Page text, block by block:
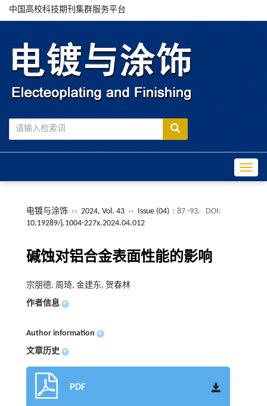
中国高校科技期刊集群服务平台
电镀与涂饰 ›› 2024, Vol. 43 ›› Issue (04) : 87 -93.
DOI:
10.19289/j.1004-227x.2024.04.012
碱蚀对铝合金表面性能的影响
宗朋德, 周琦, 金建东, 贺春林
作者信息 +
Author information +
文章历史 +
PDF